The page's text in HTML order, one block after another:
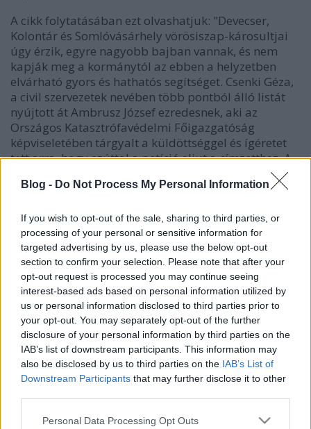
Blog - Do Not Process My Personal Information
If you wish to opt-out of the sale, sharing to third parties, or
processing of your personal or sensitive information for
targeted advertising by us, please use the below opt-out
section to confirm your selection. Please note that after your
opt-out request is processed you may continue seeing
interest-based ads based on personal information utilized by
us or personal information disclosed to third parties prior to
your opt-out. You may separately opt-out of the further
disclosure of your personal information by third parties on the
IAB’s list of downstream participants. This information may
also be disclosed by us to third parties on the IAB’s List of
Downstream Participants that may further disclose it to other
Please note that this website/app uses one or more Google
Personal Data Processing Opt Outs
A cikk folytatásában ezt olvashatjuk: "Devecser,
Kolontár és Somlóvásárhely vörösiszap-károsultjai
úgy érzik, egyre nagyobb bajban vannak, és nem
kapják meg a kormánytól az ebben a helyzetben
elvárható gyors és hathatós segítséget. Csenki Géza,
a civil szervezetek nevében több pontból álló listát
nyújtott át Ambrusz József ezredesnek, aki az
Országos Katasztrófavédelmi Főigazgatóság
képviseletében tárgyalt a küldöttséggel és ígéretet
tett arra, hogy ezúttal a petíció eljut a címzetthez. A
levelet a helyi Fidesz illetékeseken keresztül nem
tudták eljuttatni a miniszterelnöknek, ezért
számára." (zoldbaloldal.hu; naplo-online.hu)
Bár az Index munkatársai által készítettvideón
lent) Tamás Gáspár Miklós véleményem szerint kissé
túljátssza a szerepét, mégis örülök, hogy a Zöld
Baloldal formájában akad olyan szervezet, ami
terítéken tartja a tragédia áldozatainak kárpótlását,
és nem hagyja, hogy a kormány által megígért
lépések elsikkadjanak a csatazajban.
Főleg annak ismeretében, hogy azatv.hu információi
szerinta felgyűlt közel 1,2 milliárd forintos
kármentő alapból eddig mindössze 220 millió forint
előleg jutott el a károsultakhoz.